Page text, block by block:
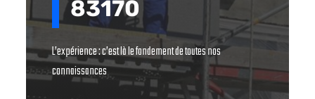
83170
L’expérience : c’est là le fondement de toutes nos
connaissances